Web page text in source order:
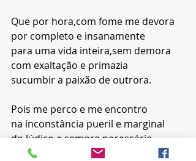
Que por hora,com fome me devora
por completo e insanamente
para uma vida inteira,sem demora
com exaltação e primazia
sucumbir a paixão de outrora.
Pois me perco e me encontro
na inconstância pueril e marginal
do lúdico e sempre necessário
Estado de Poesia matinal.